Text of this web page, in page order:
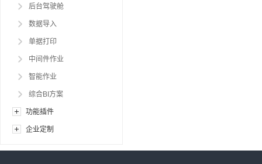
后台驾驶舱
数据导入
单据打印
中间件作业
智能作业
综合BI方案
功能插件
企业定制